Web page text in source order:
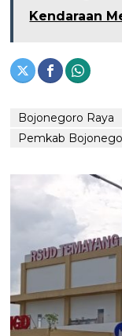
Kendaraan
Bojonegoro Raya
Pemkab